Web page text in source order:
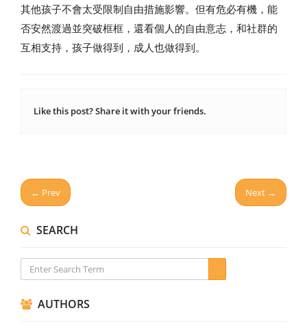
其他孩子不會太受限制自由措施影響。但有危必有機，能
否安然渡過並突破框框，還看個人的自由意志，和社群的
互相支持，孩子做得到，成人也做得到。
Like this post? Share it with your friends.
← Prev Next →
SEARCH
AUTHORS